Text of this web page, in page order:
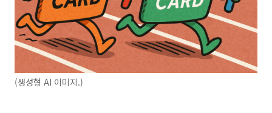
(생성형 AI 이미지.)